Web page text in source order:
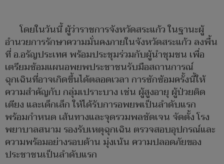
โดยในวันนี้ ผู้ว่าราชการจังหวัดสระแก้ว ในฐานะผู้
อำนวยการรักษาความมั่นคงภายในจังหวัดสระแก้ว ลงพื้น
ที่ อ.อรัญประเทศ พร้อมประชุมร่วมกับผู้นำชุมชน เพื่อ
เตรียมซ้อมแผนอพยพประชาชนรับมือสถานการณ์
ฉุกเฉินที่อาจเกิดขึ้นได้ตลอดเวลา การซักซ้อมครั้งนี้ให้
ความสำคัญกับ กลุ่มเปราะบาง เช่น ผู้สูงอายุ ผู้ป่วยติด
เตียง และเด็กเล็ก ให้ได้รับการอพยพเป็นลำดับแรก
พร้อมกำหนด เส้นทางและจุดรวมพลชัดเจน จัดตั้ง โรง
พยาบาลสนาม รองรับเหตุฉุกเฉิน ตรวจสอบอุปกรณ์และ
ความพร้อมอย่างรอบด้าน มุ่งเน้น ความปลอดภัยของ
ประชาชนเป็นลำดับแรก